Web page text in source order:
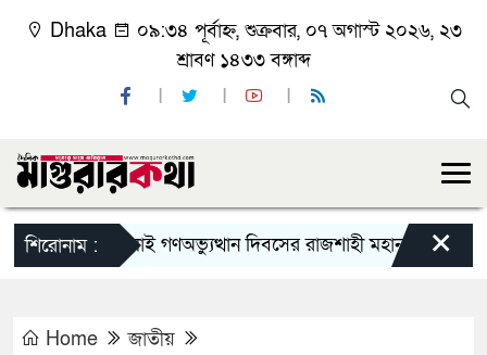
Dhaka
০৯:৩৪ পূর্বাহ্ন, শুক্রবার, ০৭ অগাস্ট ২০২৬, ২৩
শ্রাবণ ১৪৩৩ বঙ্গাব্দ
শিরোনাম :জুলাই গণঅভ্যুত্থান দিবসের রাজশাহী মহানগর বিএনপির
×
Home
জাতীয়